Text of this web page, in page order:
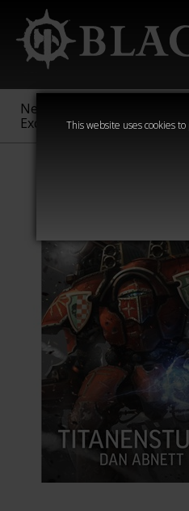
This website uses cookies
New &
Exclusive
Sigmar